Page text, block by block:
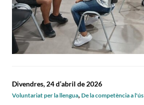
Divendres, 24 d’abril de 2026
Voluntariat per la llengua, De la competència a l'ús